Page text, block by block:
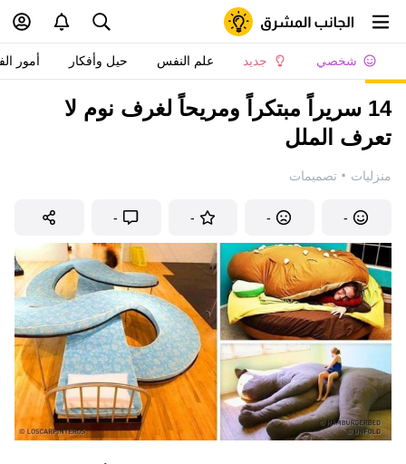
شخصي جديد علم النفس حيل وأفكار أمور
14 سريراً مبتكراً ومريحاً لغرف نوم لا
تعرف الملل
منزليات · تصميمات
-
-
-
-